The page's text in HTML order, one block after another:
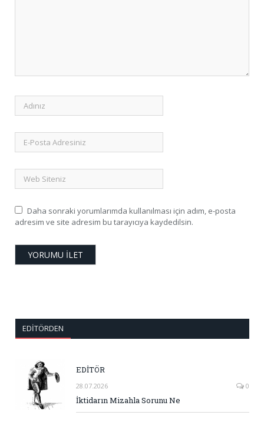
Daha sonraki yorumlarımda kullanılması için adım, e-posta
adresim ve site adresim bu tarayıcıya kaydedilsin.
EDITÖRDEN
EDİTÖR
28.07.2026 0
İktidarın Mizahla Sorunu Ne